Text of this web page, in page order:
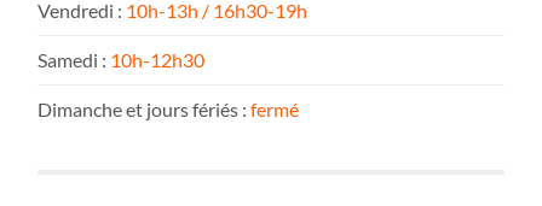
Vendredi : 10h-13h / 16h30-19h
Samedi : 10h-12h30
Dimanche et jours fériés :fermé